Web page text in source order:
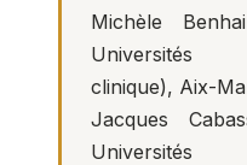
Michèle
Universités
clinique), Aix-
Jacques
Universités